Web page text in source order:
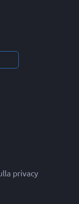
privacy